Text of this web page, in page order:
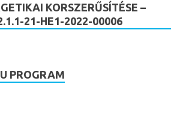
KORSZERŰSÍTÉSE –
21-HE1-2022-00006
PROGRAM